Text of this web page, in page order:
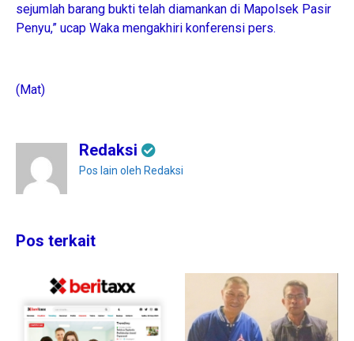
sejumlah barang bukti telah diamankan di Mapolsek Pasir
Penyu,” ucap Waka mengakhiri konferensi pers.
(Mat)
Redaksi
Pos lain oleh Redaksi
Pos terkait